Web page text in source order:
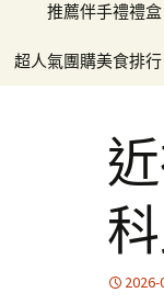
推薦伴手禮禮盒
超人氣團購美食排行
2026-